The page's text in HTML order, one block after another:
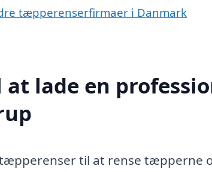
tæpperenserfirmaer i Danmark
lade en
til at rense tæpperne